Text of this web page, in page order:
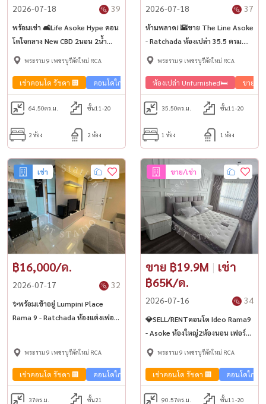
2026-07-18 39
พร้อมเช่า 🛋️Life Asoke Hype คอน
โดใจกลาง New CBD 2นอน 2น้ำ
เฟอร์ครบ 🚈ใกล้ MRT พระราม 9
พระราม 9 เพชรบุรีตัดใหม่ RCA
เช่าคอนโด รัชดา 🏢 คอนโดใกล้รถไฟฟ้า🚈
64.50ตร.ม. ชั้น11-20
2 ห้อง 2 ห้อง
2026-07-18 37
ห้ามพลาด! 🌇ขาย The Line Asoke
- Ratchada ห้องเปล่า 35.5 ตรม.
ราคาดี💰 ใกล้ MRT พระราม 9
พระราม 9 เพชรบุรีตัดใหม่ RCA
ห้องเปล่า Unfurnished🛏️ ขายคอ
35.50ตร.ม. ชั้น11-20
1 ห้อง 1 ห้อง
เช่า
฿16,000/ด.
2026-07-17 32
✨พร้อมเข้าอยู่ Lumpini Place
Rama 9 - Ratchada ห้องแต่งเฟอร์
พระราม 9 เพชรบุรีตัดใหม่ RCA
เช่าคอนโด รัชดา 🏢 คอนโดใกล้รถไฟฟ้า🚈
37ตร.ม. ชั้น21
ขาย/เช่า
ขาย ฿19.9M | เช่า
฿65K/ด.
2026-07-16 34
💎SELL/RENTคอนโด Ideo Rama9
- Asoke ห้องใหญ่2ห้องนอน เฟอร์
ครบครัน พร้อมเช่าใกล้ MRT
พระราม 9 เพชรบุรีตัดใหม่ RCA
เช่าคอนโด รัชดา 🏢 คอนโดใกล้ร
90.57ตร.ม. ชั้น11-20